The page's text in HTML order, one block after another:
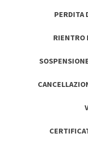
PERDITA
RIENTRO